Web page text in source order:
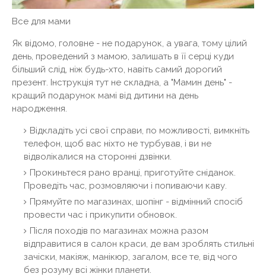
Все для мами
Як відомо, головне - не подарунок, а увага, тому цілий
день, проведений з мамою, залишать в її серці куди
більший слід, ніж будь-хто, навіть самий дорогий
презент. Інструкція тут не складна, а "Мамин день" -
кращий подарунок мамі від дитини на день
народження.
Відкладіть усі свої справи, по можливості, вимкніть
телефон, щоб вас ніхто не турбував, і ви не
відволікалися на сторонні дзвінки.
Прокиньтеся рано вранці, приготуйте сніданок.
Проведіть час, розмовляючи і попиваючи каву.
Прямуйте по магазинах, шопінг - відмінний спосіб
провести час і прикупити обновок.
Після походів по магазинах можна разом
відправитися в салон краси, де вам зроблять стильні
зачіски, макіяж, манікюр, загалом, все те, від чого
без розуму всі жінки планети.